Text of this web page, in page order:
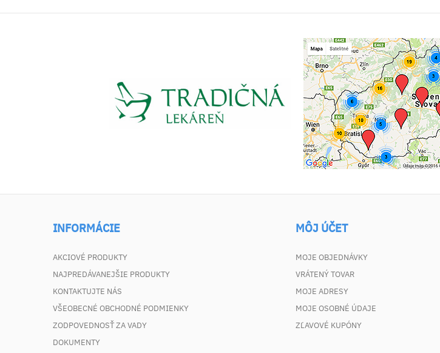
INFORMÁCIE
AKCIOVÉ PRODUKTY
NAJPREDÁVANEJŠIE PRODUKTY
KONTAKTUJTE NÁS
VŠEOBECNÉ OBCHODNÉ PODMIENKY
ZODPOVEDNOSŤ ZA VADY
DOKUMENTY
MÔJ ÚČET
MOJE OBJEDNÁVKY
VRÁTENÝ TOVAR
MOJE ADRESY
MOJE OSOBNÉ ÚDAJE
ZĽAVOVÉ KUPÓNY